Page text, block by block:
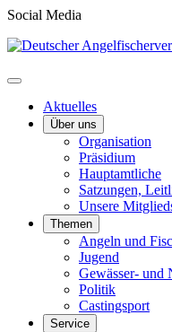
Social Media
Aktuelles
Über uns
Organisation
Präsidium
Hauptamtliche
Satzungen,
Unsere
Themen
Angeln und
Jugend
Gewässer- und
Politik
Castingsport
Service